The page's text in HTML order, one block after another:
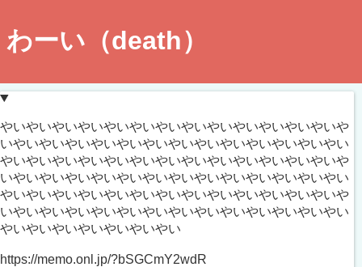
わーい（death）
やいやいやいやいやいやいやいやいやいやいやいやいやいや
いやいやいやいやいやいやいやいやいやいやいやいやいやい
やいやいやいやいやいやいやいやいやいやいやいやいやいや
いやいやいやいやいやいやいやいやいやいやいやいやいやい
やいやいやいやいやいやいやいやいやいやいやいやいやいや
いやいやいやいやいやいやいやいやいやいやいやいやいやい
やいやいやいやいやいやいやい
https://memo.onl.jp/?bSGCmY2wdR